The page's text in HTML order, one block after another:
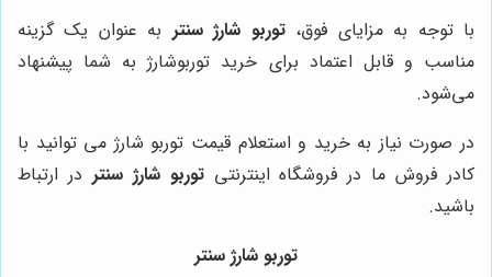
با توجه به مزایای فوق،توربو شارژ سنتر به عنوان یک گزینه
مناسب و قابل اعتماد برای خرید توربوشارژ به شما پیشنهاد
می‌شود.
در صورت نیاز به خرید و استعلام قیمت توربو شارژ می توانید با
کادر فروش ما در فروشگاه اینترنتیتوربو شارژ سنتر در ارتباط
باشید.
توربو شارژ سنتر